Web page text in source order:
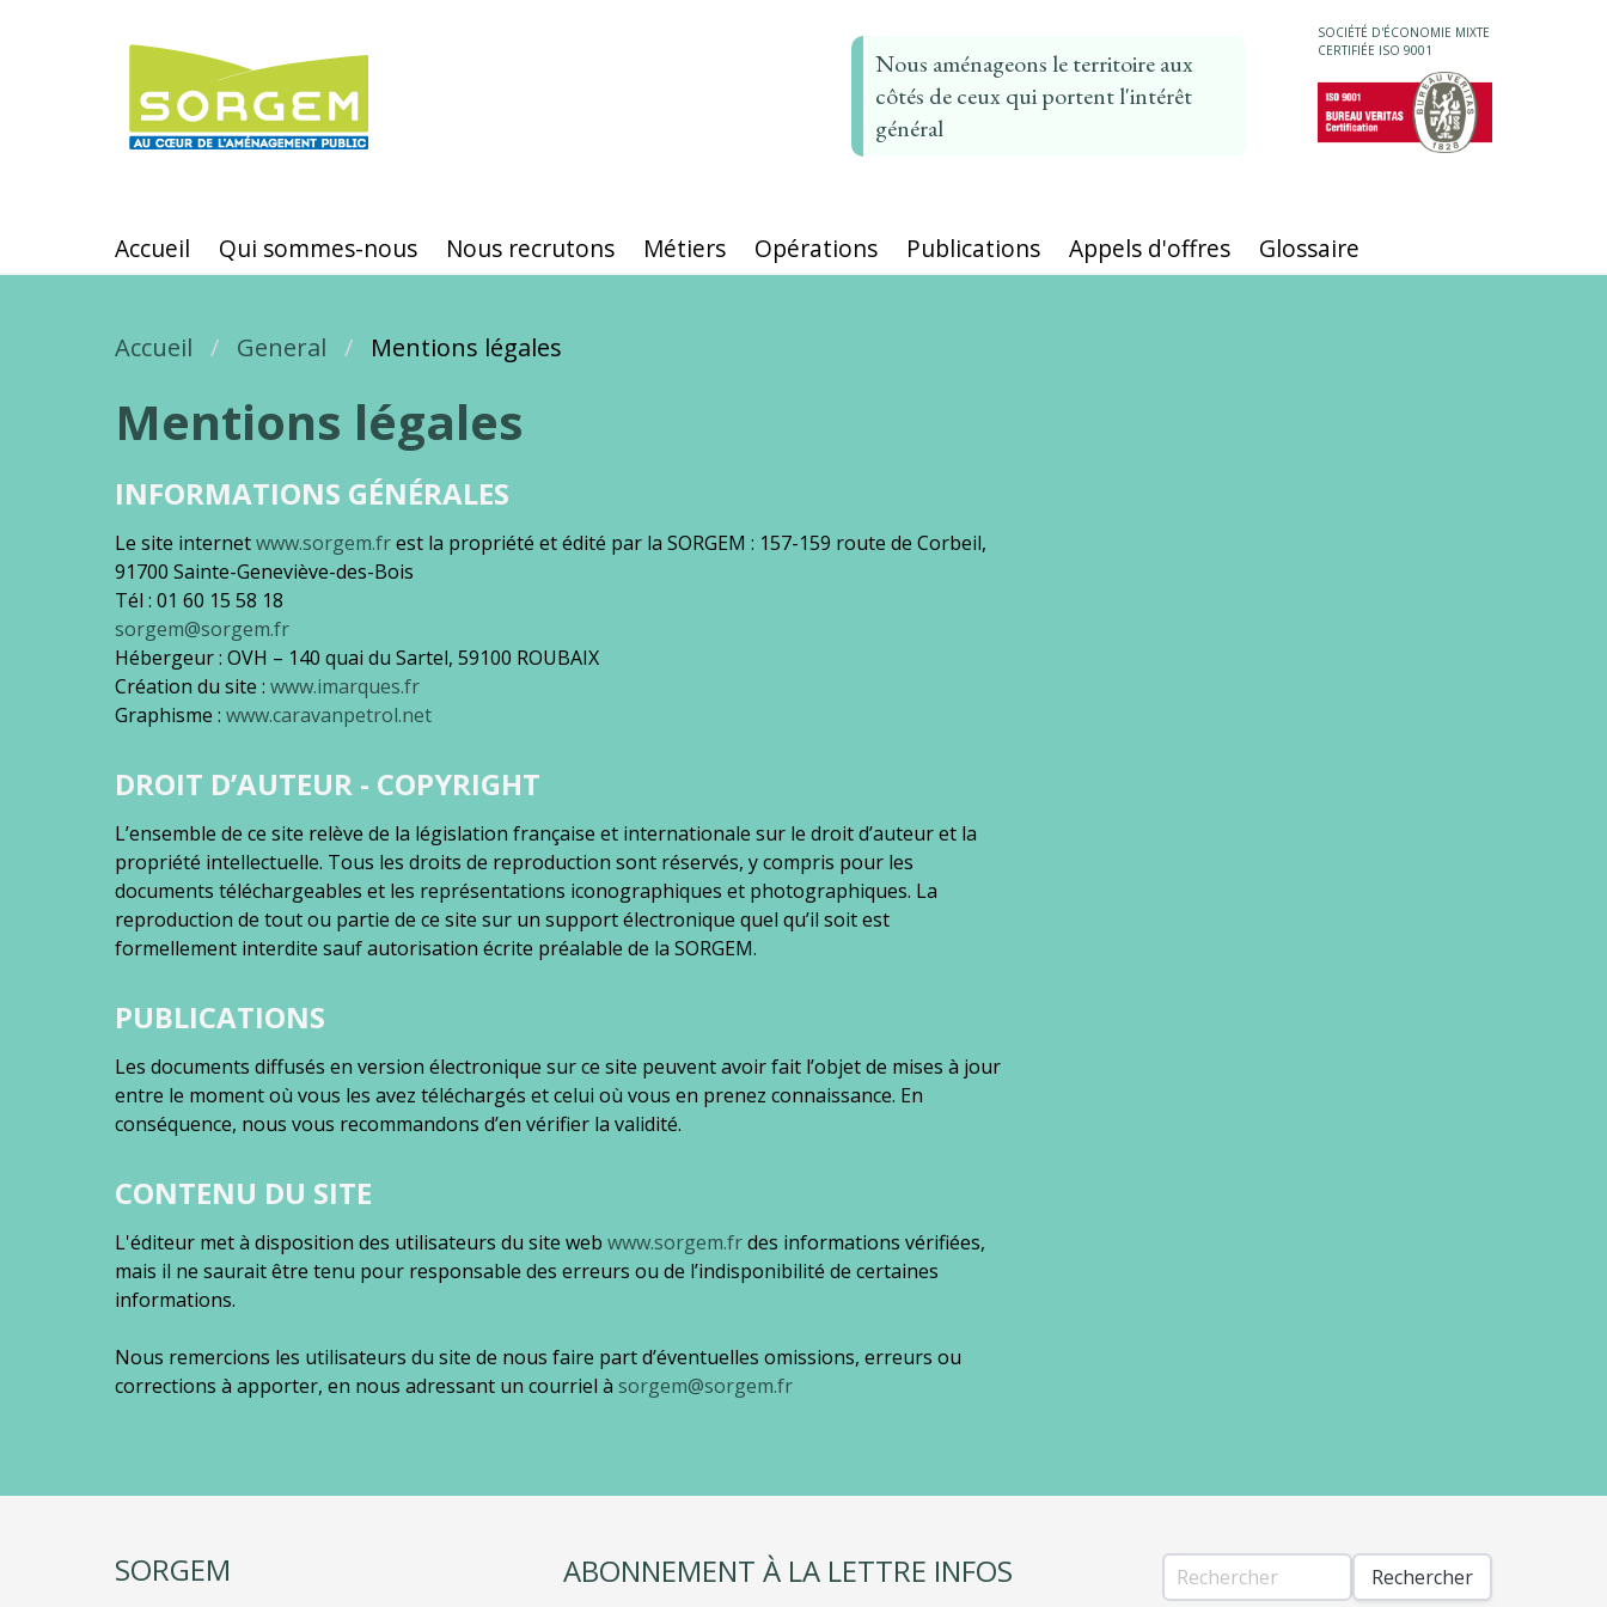
Nous aménageons le territoire aux
côtés de ceux qui portent l'intérêt
général
SOCIÉTÉ D'ÉCONOMIE MIXTE
CERTIFIÉE ISO 9001
Accueil Qui sommes-nous Nous recrutons Métiers Opérations Publications Appels d'offres Glossaire
Fil d'Ariane
Accueil General Mentions légales
Mentions légales
INFORMATIONS GÉNÉRALES
Le site internetwww.sorgem.frest la propriété et édité par la SORGEM : 157-159 route de Corbeil,
91700 Sainte-Geneviève-des-Bois
Tél : 01 60 15 58 18
sorgem@sorgem.fr
Hébergeur : OVH – 140 quai du Sartel, 59100 ROUBAIX
Création du site : www.imarques.fr
Graphisme : www.caravanpetrol.net
DROIT D’AUTEUR - COPYRIGHT
L’ensemble de ce site relève de la législation française et internationale sur le droit d’auteur et la
propriété intellectuelle. Tous les droits de reproduction sont réservés, y compris pour les
documents téléchargeables et les représentations iconographiques et photographiques. La
reproduction de tout ou partie de ce site sur un support électronique quel qu’il soit est
formellement interdite sauf autorisation écrite préalable de la SORGEM.
PUBLICATIONS
Les documents diffusés en version électronique sur ce site peuvent avoir fait l’objet de mises à jour
entre le moment où vous les avez téléchargés et celui où vous en prenez connaissance. En
conséquence, nous vous recommandons d’en vérifier la validité.
CONTENU DU SITE
L'éditeur met à disposition des utilisateurs du site web www.sorgem.frdes informations vérifiées,
mais il ne saurait être tenu pour responsable des erreurs ou de l’indisponibilité de certaines
informations.
Nous remercions les utilisateurs du site de nous faire part d’éventuelles omissions, erreurs ou
corrections à apporter, en nous adressant un courriel à sorgem@sorgem.fr
SORGEM ABONNEMENT À LA LETTRE INFOS Rechercher